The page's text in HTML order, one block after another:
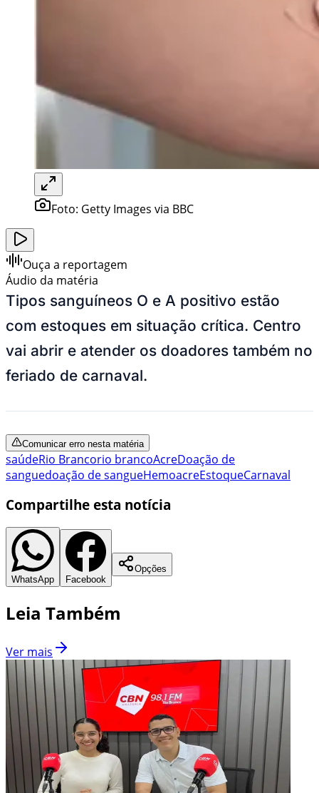
Foto: Getty Images via BBC
Ouça a reportagem
Áudio da matéria
Tipos sanguíneos O e A positivo estão
com estoques em situação crítica. Centro
vai abrir e atender os doadores também no
feriado de carnaval.
Comunicar erro nesta matéria
saúdeRio Brancorio brancoAcreDoação de
sanguedoação de sangueHemoacreEstoqueCarnaval
Compartilhe esta notícia
WhatsApp Facebook
Opções
Leia Também
Ver mais